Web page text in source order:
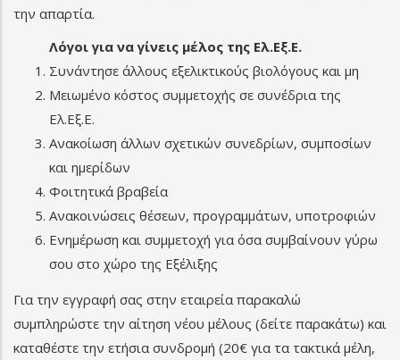
την απαρτία.
Λόγοι για να γίνεις μέλος της Ελ.Εξ.Ε.
Συνάντησε άλλους εξελικτικούς βιολόγους και μη
Μειωμένο κόστος συμμετοχής σε συνέδρια της
Ελ.Εξ.Ε.
Ανακοίωση άλλων σχετικών συνεδρίων, συμποσίων
και ημερίδων
Φοιτητικά βραβεία
Ανακοινώσεις θέσεων, προγραμμάτων, υποτροφιών
Ενημέρωση και συμμετοχή για όσα συμβαίνουν γύρω
σου στο χώρο της Εξέλιξης
Για την εγγραφή σας στην εταιρεία παρακαλώ
συμπληρώστε την αίτηση νέου μέλους (δείτε παρακάτω) και
καταθέστε την ετήσια συνδρομή (20€ για τα τακτικά μέλη,